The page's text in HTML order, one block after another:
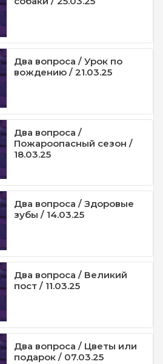
Два вопроса / Урок по
вождению / 21.03.25
Два вопроса /
Пожароопасный сезон /
18.03.25
Два вопроса / Здоровые
зубы / 14.03.25
Два вопроса / Великий
пост / 11.03.25
Два вопроса / Цветы или
подарок / 07.03.25